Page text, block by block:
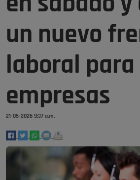
un nuevo
laboral para
empresas
21-05-2026 9:37 a.m.